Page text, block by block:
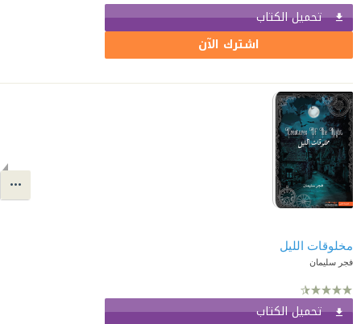
تحميل الكتاب
اشترك الآن
مخلوقات الليل
فجر سليمان
تحميل الكتاب